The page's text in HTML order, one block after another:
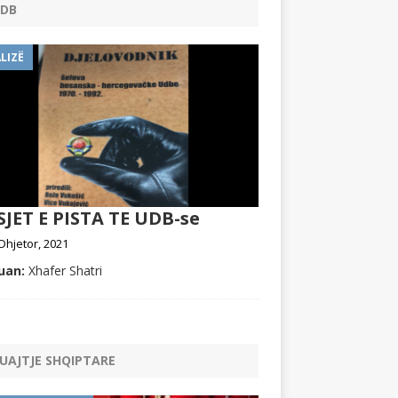
E PISTA TE UDB-se
2021
Xhafer Shatri
SHQIPTARE